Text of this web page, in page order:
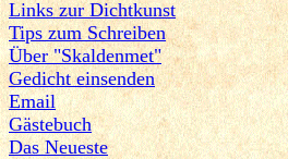
Links zur Dichtkunst
Tips zum Schreiben
Über "Skaldenmet"
Gedicht einsenden
Email
Gästebuch
Das Neueste